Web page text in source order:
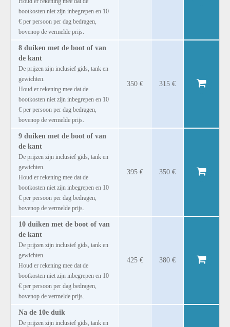
bootkosten niet zijn inbegrepen en 10
€ per persoon per dag bedragen,
bovenop de vermelde prijs.
8 duiken met de boot of van
de kant
De prijzen zijn inclusief gids, tank en
gewichten.
Houd er rekening mee dat de
bootkosten niet zijn inbegrepen en 10
€ per persoon per dag bedragen,
bovenop de vermelde prijs.
350 € 315 €
9 duiken met de boot of van
de kant
De prijzen zijn inclusief gids, tank en
gewichten.
Houd er rekening mee dat de
bootkosten niet zijn inbegrepen en 10
€ per persoon per dag bedragen,
bovenop de vermelde prijs.
395 € 350 €
10 duiken met de boot of van
de kant
De prijzen zijn inclusief gids, tank en
gewichten.
Houd er rekening mee dat de
bootkosten niet zijn inbegrepen en 10
€ per persoon per dag bedragen,
bovenop de vermelde prijs.
425 € 380 €
Na de 10e duik
De prijzen zijn inclusief gids, tank en